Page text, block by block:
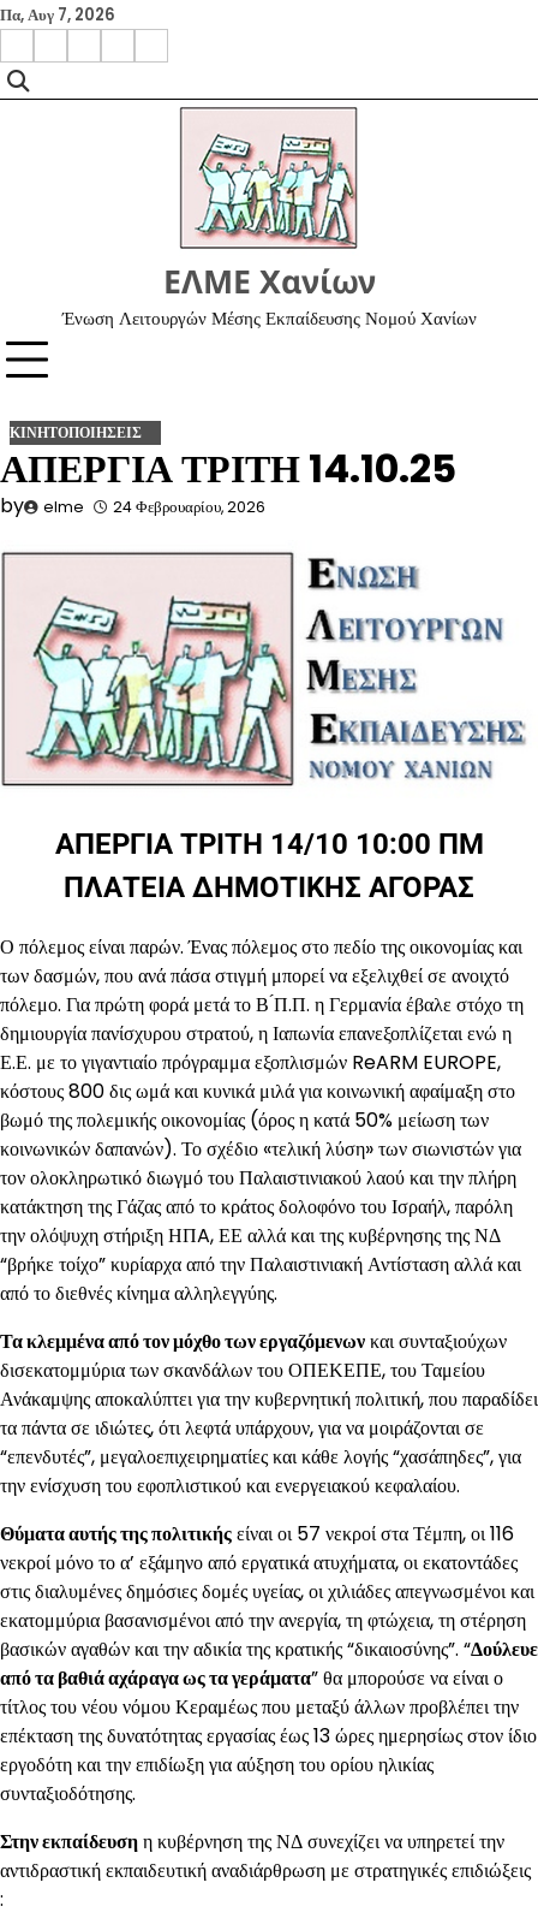
Skip
content
Πα, Αυγ 7, 2026
facebook
instagram
google
x youtube
ΕΛΜΕ Χανίων
Ένωση Λειτουργών Μέσης Εκπαίδευσης Νομού Χανίων
ΚΙΝΗΤΟΠΟΙΗΣΕΙΣ
ΑΠΕΡΓΙΑ ΤΡΙΤΗ 14.10.25
by elme 24 Φεβρουαρίου, 2026
AΠΕΡΓΙΑ ΤΡΙΤΗ 14/10 10:00 ΠΜ
ΠΛΑΤΕΙΑ ΔΗΜΟΤΙΚΗΣ ΑΓΟΡΑΣ
Ο πόλεμος είναι παρών. Ένας πόλεμος στο πεδίο της οικονομίας και
των δασμών, που ανά πάσα στιγμή μπορεί να εξελιχθεί σε ανοιχτό
πόλεμο. Για πρώτη φορά μετά το Β ́Π.Π. η Γερμανία έβαλε στόχο τη
δημιουργία πανίσχυρου στρατού, η Ιαπωνία επανεξοπλίζεται ενώ η
Ε.Ε. με το γιγαντιαίο πρόγραμμα εξοπλισμών ReARM EUROPE,
κόστους 800 δις ωμά και κυνικά μιλά για κοινωνική αφαίμαξη στο
βωμό της πολεμικής οικονομίας (όρος η κατά 50% μείωση των
κοινωνικών δαπανών). Το σχέδιο «τελική λύση» των σιωνιστών για
τον ολοκληρωτικό διωγμό του Παλαιστινιακού λαού και την πλήρη
κατάκτηση της Γάζας από το κράτος δολοφόνο του Ισραήλ, παρόλη
την ολόψυχη στήριξη ΗΠA, ΕΕ αλλά και της κυβέρνησης της ΝΔ
“βρήκε τοίχο” κυρίαρχα από την Παλαιστινιακή Αντίσταση αλλά και
από το διεθνές κίνημα αλληλεγγύης.
Τα κλεμμένα από τον μόχθο των εργαζόμενωνκαι συνταξιούχων
δισεκατομμύρια των σκανδάλων του ΟΠΕΚΕΠΕ, του Ταμείου
Ανάκαμψης αποκαλύπτει για την κυβερνητική πολιτική, που παραδίδει
τα πάντα σε ιδιώτες, ότι λεφτά υπάρχουν, για να μοιράζονται σε
“επενδυτές”, μεγαλοεπιχειρηματίες και κάθε λογής “χασάπηδες”, για
την ενίσχυση του εφοπλιστικού και ενεργειακού κεφαλαίου.
Θύματα αυτής της πολιτικήςείναι οι 57 νεκροί στα Τέμπη, οι 116
νεκροί μόνο το α’ εξάμηνο από εργατικά ατυχήματα, οι εκατοντάδες
στις διαλυμένες δημόσιες δομές υγείας, οι χιλιάδες απεγνωσμένοι και
εκατομμύρια βασανισμένοι από την ανεργία, τη φτώχεια, τη στέρηση
βασικών αγαθών και την αδικία της κρατικής “δικαιοσύνης”. “Δούλευε
από τα βαθιά αχάραγα ως τα γεράματα” θα μπορούσε να είναι ο
τίτλος του νέου νόμου Κεραμέως που μεταξύ άλλων προβλέπει την
επέκταση της δυνατότητας εργασίας έως 13 ώρες ημερησίως στον ίδιο
εργοδότη και την επιδίωξη για αύξηση του ορίου ηλικίας
συνταξιοδότησης.
Στην εκπαίδευσηη κυβέρνηση της ΝΔ συνεχίζει να υπηρετεί την
αντιδραστική εκπαιδευτική αναδιάρθρωση με στρατηγικές επιδιώξεις
: